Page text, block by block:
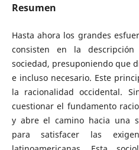
Resumen
Hasta ahora los grandes
consisten en la
sociedad, presuponiendo que
e incluso necesario. Este
la racionalidad occidental.
cuestionar el fundamento
y abre el camino hacia una
para satisfacer las